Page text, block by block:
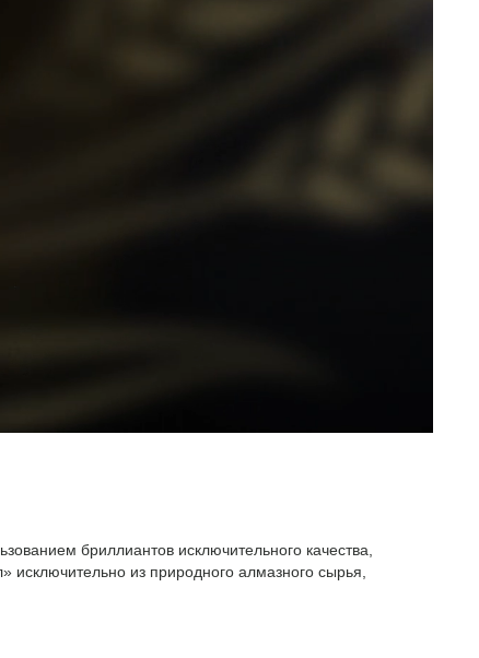
бриллиантов исключительного качества,
из природного алмазного сырья,